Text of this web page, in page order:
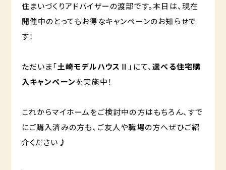
住まいづくりアドバイザーの渡部です。本日は、現在
開催中のとってもお得なキャンペーンのお知らせで
す！
ただいま「土崎モデルハウスⅡ 」にて、選べる住宅購
入キャンペーンを実施中！
これからマイホームをご検討中の方はもちろん、すで
にご購入済みの方も、ご友人や職場の方へぜひご紹
介ください♪